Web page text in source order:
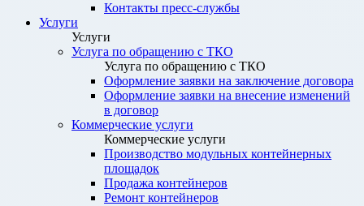
Контакты пресс-службы
Услуги
Услуги
Услуга по обращению с ТКО
Услуга по обращению с ТКО
Оформление заявки на заключение договора
Оформление заявки на внесение изменений
в договор
Коммерческие услуги
Коммерческие услуги
Производство модульных контейнерных
площадок
Продажа контейнеров
Ремонт контейнеров